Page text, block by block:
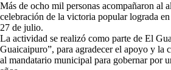
Más de ocho mil personas acompañaron al
celebración de la victoria popular lograda en
27 de julio.
La actividad se realizó como parte de El
Guaicaipuro”, para agradecer el apoyo y la
al mandatario municipal para gobernar por